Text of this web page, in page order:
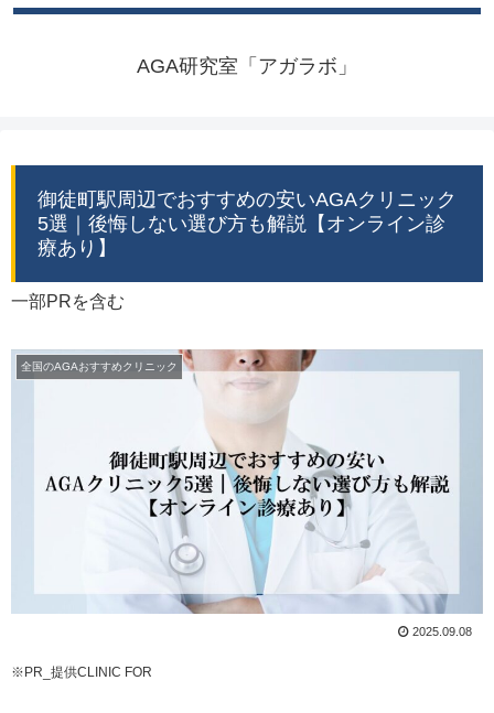
AGA研究室「アガラボ」
御徒町駅周辺でおすすめの安いAGAクリニック
5選｜後悔しない選び方も解説【オンライン診
療あり】
一部PRを含む
全国のAGAおすすめクリニック
2025.09.08
※PR_提供CLINIC FOR